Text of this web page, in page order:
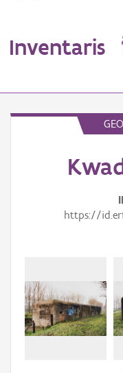
Inventaris
Gebeurtenis
Persoon of collectief
https://